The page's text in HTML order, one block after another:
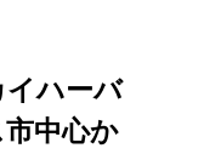
ハーバ
中心か